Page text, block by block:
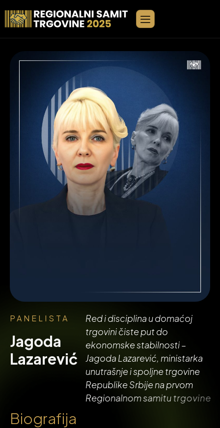
PANELISTA
Jagoda
Lazarević
Redidisciplina udomaćoj
trgoviničisteputdo
ekonomskestabilnosti–
Jagoda Lazarević, ministarka
unutrašnjeispoljnetrgovine
RepublikeSrbijena prvom
Regionalnomsamitu trgovine
Biografija